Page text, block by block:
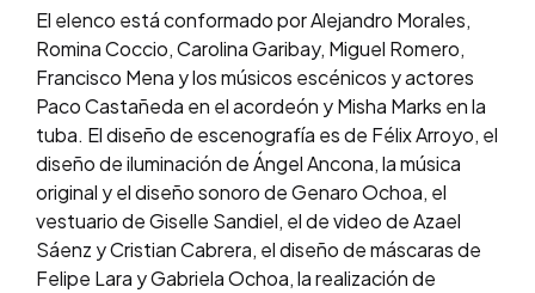
El elenco está conformado por Alejandro Morales,
Romina Coccio, Carolina Garibay, Miguel Romero,
Francisco Mena y los músicos escénicos y actores
Paco Castañeda en el acordeón y Misha Marks en la
tuba. El diseño de escenografía es de Félix Arroyo, el
diseño de iluminación de Ángel Ancona, la música
original y el diseño sonoro de Genaro Ochoa, el
vestuario de Giselle Sandiel, el de video de Azael
Sáenz y Cristian Cabrera, el diseño de máscaras de
Felipe Lara y Gabriela Ochoa, la realización de